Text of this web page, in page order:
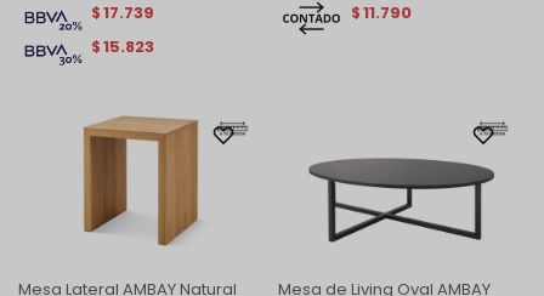
$15.823
$17.739 $11.790
Mesa Lateral AMBAY Natural Mesa de Living Oval AMBAY